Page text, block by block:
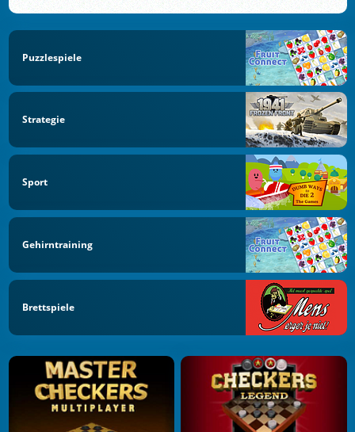
Puzzlespiele
Strategie
Sport
Gehirntraining
Brettspiele